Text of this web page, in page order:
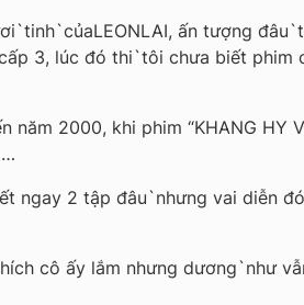
ấn tượng
3, lúc đó thi`tôi chưa biết phim
2000, khi phim “KHANG HY
…
ngay 2 tập đâu`nhưng vai diễn
cô ấy lắm nhưng dương`như